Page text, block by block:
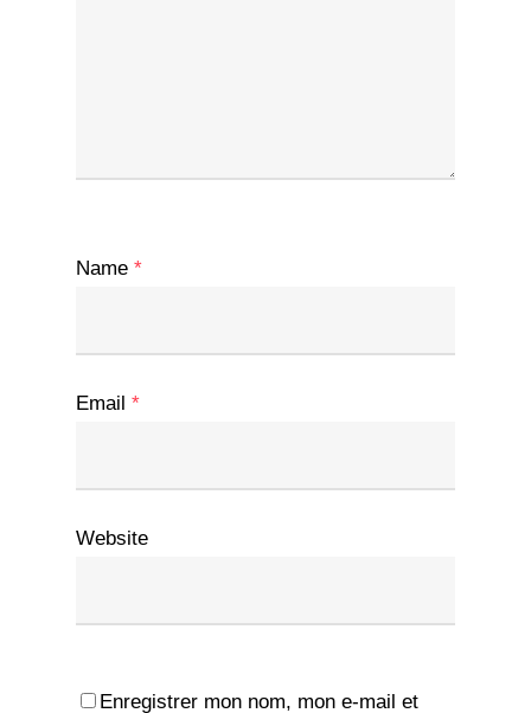
Name *
Email *
Website
Enregistrer mon nom, mon e-mail et